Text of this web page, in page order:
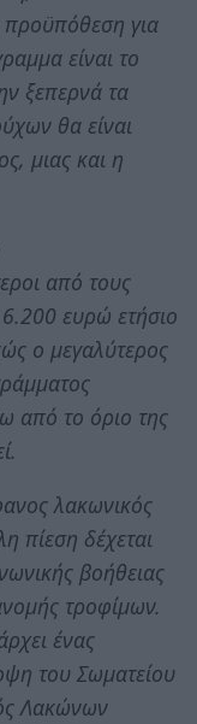
προϋπόθεση για
είναι το
ξεπερνά τα
θα είναι
μιας και η
από τους
ευρώ ετήσιο
ο μεγαλύτερος
από το όριο της
λακωνικός
πίεση δέχεται
βοήθειας
τροφίμων.
ένας
του Σωματείου
Λακώνων